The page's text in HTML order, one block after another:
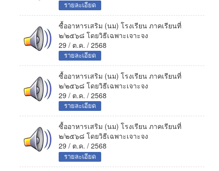
รายละเอียด
ซื้ออาหารเสริม (นม) โรงเรียน ภาคเรียนที่
๒/๒๕๖๘ โดยวิธีเฉพาะเจาะจง
29 / ต.ค. / 2568
รายละเอียด
ซื้ออาหารเสริม (นม) โรงเรียน ภาคเรียนที่
๒/๒๕๖๘ โดยวิธีเฉพาะเจาะจง
29 / ต.ค. / 2568
รายละเอียด
ซื้ออาหารเสริม (นม) โรงเรียน ภาคเรียนที่
๒/๒๕๖๘ โดยวิธีเฉพาะเจาะจง
29 / ต.ค. / 2568
รายละเอียด